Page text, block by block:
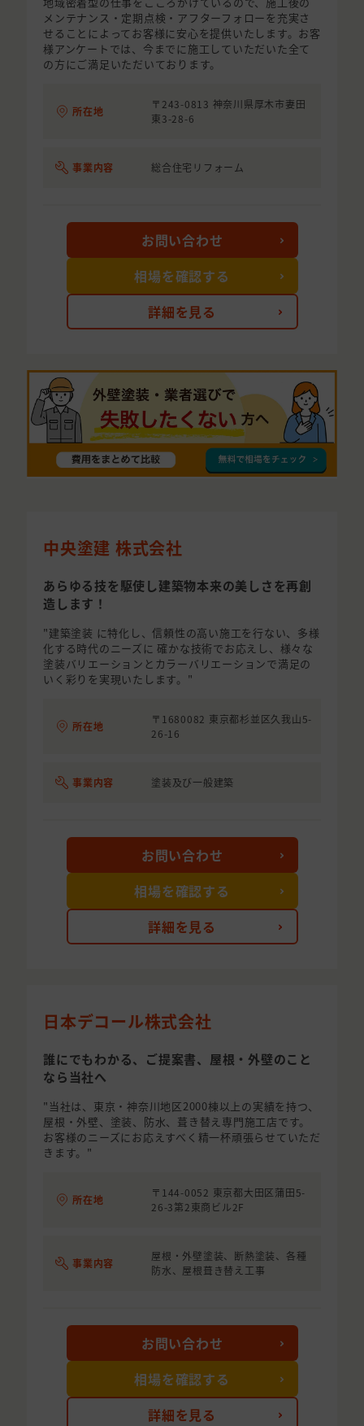
メンテナンス・定期点検・アフターフォローを充実さ
せることによってお客様に安心を提供いたします。お客
様アンケートでは、今までに施工していただいた全て
の方にご満足いただいております。
所在地
〒243-0813 神奈川県厚木市妻田
東3-28-6
事業内容 総合住宅リフォーム
詳細を見る
お問い合わせ
相場を確認する
中央塗建 株式会社
あらゆる技を駆使し建築物本来の美しさを再創
造します！
"建築塗装 に特化し、信頼性の高い施工を行ない、多様
化する時代のニーズに 確かな技術でお応えし、様々な
塗装バリエーションとカラーバリエーションで満足の
いく彩りを実現いたします。"
所在地
〒1680082 東京都杉並区久我山5-
26-16
事業内容 塗装及び一般建築
詳細を見る
お問い合わせ
相場を確認する
日本デコール株式会社
誰にでもわかる、ご提案書、屋根・外壁のこと
なら当社へ
"当社は、東京・神奈川地区2000棟以上の実績を持つ、
屋根・外壁、塗装、防水、葺き替え専門施工店です。
お客様のニーズにお応えすべく精一杯頑張らせていただ
きます。"
所在地
〒144-0052 東京都大田区蒲田5-
26-3第2東商ビル2F
事業内容
屋根・外壁塗装、断熱塗装、各種
防水、屋根葺き替え工事
詳細を見る
お問い合わせ
相場を確認する